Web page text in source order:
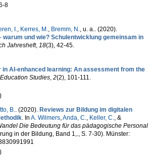
8
I., Kerres, M., Bremm, N., u. a.. (2020).
und wie? Schulentwicklung gemeinsam in
Jahresheft, 18(3), 42-45.
in AI-enhanced learning: An assessment from the
Studies, 2(2), 101-111.
B.. (2020). Reviews zur Bildung im digitalen
. In A. Wilmers,Anda, C., Keller, C., &
Die Bedeutung für das pädagogische Personal
in der Bildung, Band 1,., S. 7-30). Münster: